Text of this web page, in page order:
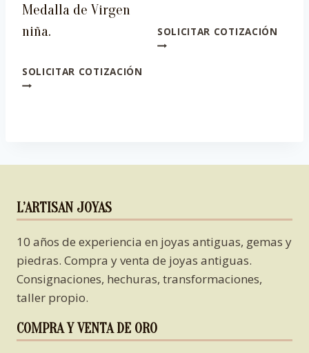
Medalla de Virgen
niña.
SOLICITAR COTIZACIÓN
SOLICITAR COTIZACIÓN
L’ARTISAN JOYAS
10 años de experiencia en joyas antiguas, gemas y
piedras. Compra y venta de joyas antiguas.
Consignaciones, hechuras, transformaciones,
taller propio.
COMPRA Y VENTA DE ORO